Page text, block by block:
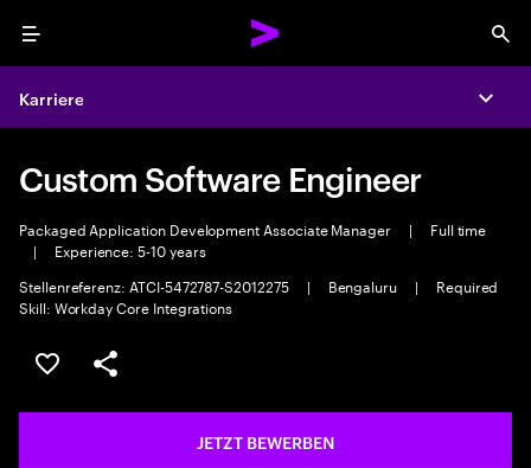
Menu
Karriere
Custom Software Engineer
Packaged Application Development Associate Manager |
Full time
|
Experience: 5-10 years
Stellenreferenz: ATCI-5472787-S2012275
| Bengaluru |
Required
Skill: Workday Core Integrations
JOB SPEICHERN
Teilen
JETZT BEWERBEN